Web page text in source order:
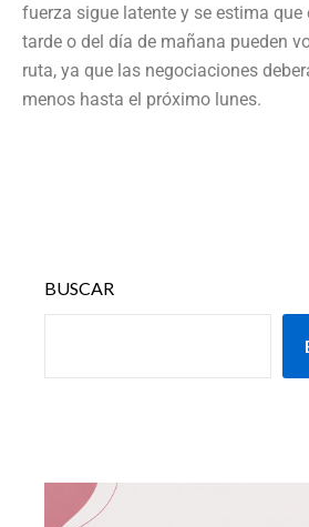
fuerza sigue latente y se estima que
tarde o del día de mañana pueden
ruta, ya que las negociaciones
menos hasta el próximo lunes.
BUSCAR